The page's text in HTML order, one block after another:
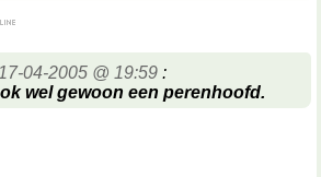
17-04-2005 @ 19:59 :
wel gewoon een perenhoofd.